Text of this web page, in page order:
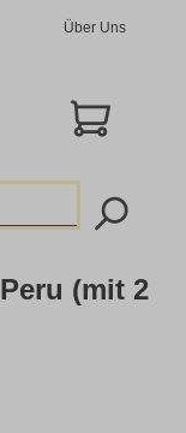
Über Uns
(mit 2